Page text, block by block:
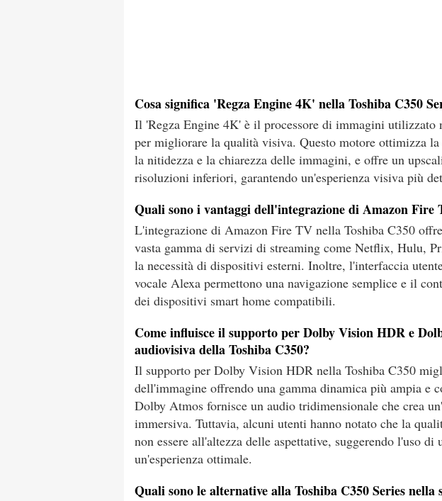
Cosa significa 'Regza Engine 4K' nella Toshiba C350
Il 'Regza Engine 4K' è il processore di immagini utilizzato
per migliorare la qualità visiva. Questo motore ottimizza
la nitidezza e la chiarezza delle immagini, e offre un
risoluzioni inferiori, garantendo un'esperienza visiva più
Quali sono i vantaggi dell'integrazione di Amazon Fire
L'integrazione di Amazon Fire TV nella Toshiba C350
vasta gamma di servizi di streaming come Netflix, Hulu,
la necessità di dispositivi esterni. Inoltre, l'interfaccia
vocale Alexa permettono una navigazione semplice e il
dei dispositivi smart home compatibili.
Come influisce il supporto per Dolby Vision HDR e
audiovisiva della Toshiba C350?
Il supporto per Dolby Vision HDR nella Toshiba C350
dell'immagine offrendo una gamma dinamica più ampia e
Dolby Atmos fornisce un audio tridimensionale che crea
immersiva. Tuttavia, alcuni utenti hanno notato che la
non essere all'altezza delle aspettative, suggerendo l'uso di
un'esperienza ottimale.
Quali sono le alternative alla Toshiba C350 Series nella